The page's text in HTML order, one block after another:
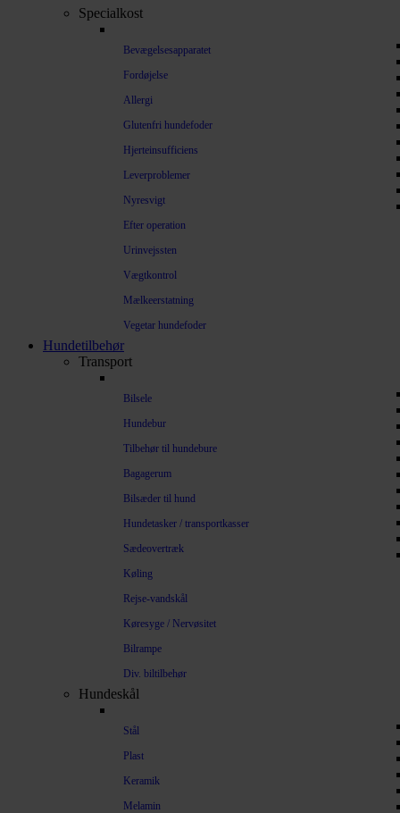
Specialkost
Bevægelsesapparatet
Fordøjelse
Allergi
Glutenfri hundefoder
Hjerteinsufficiens
Leverproblemer
Nyresvigt
Efter operation
Urinvejssten
Vægtkontrol
Mælkeerstatning
Vegetar hundefoder
Hundetilbehør
Transport
Bilsele
Hundebur
Tilbehør til hundebure
Bagagerum
Bilsæder til hund
Hundetasker / transportkasser
Sædeovertræk
Køling
Rejse-vandskål
Køresyge / Nervøsitet
Bilrampe
Div. biltilbehør
Hundeskål
Stål
Plast
Keramik
Melamin